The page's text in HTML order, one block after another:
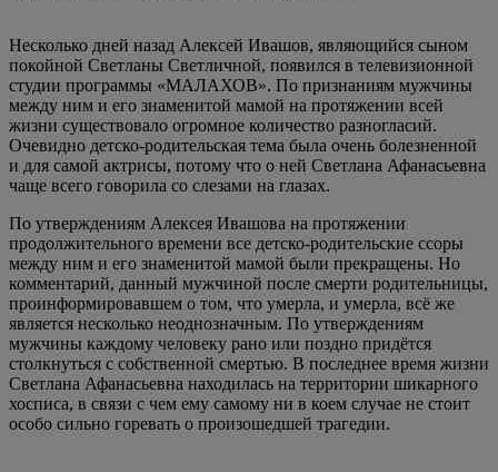
Несколько дней назад Алексей Ивашов, являющийся сыном
покойной Светланы Светличной, появился в телевизионной
студии программы «МАЛАХОВ». По признаниям мужчины
между ним и его знаменитой мамой на протяжении всей
жизни существовало огромное количество разногласий.
Очевидно детско-родительская тема была очень болезненной
и для самой актрисы, потому что о ней Светлана Афанасьевна
чаще всего говорила со слезами на глазах.
По утверждениям Алексея Ивашова на протяжении
продолжительного времени все детско-родительские ссоры
между ним и его знаменитой мамой были прекращены. Но
комментарий, данный мужчиной после смерти родительницы,
проинформировавшем о том, что умерла, и умерла, всё же
является несколько неоднозначным. По утверждениям
мужчины каждому человеку рано или поздно придётся
столкнуться с собственной смертью. В последнее время жизни
Светлана Афанасьевна находилась на территории шикарного
хосписа, в связи с чем ему самому ни в коем случае не стоит
особо сильно горевать о произошедшей трагедии.